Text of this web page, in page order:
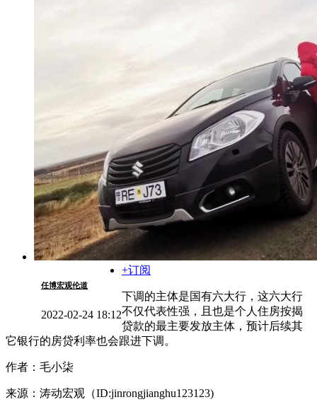
任博宏观伦道
2022-02-24 18:12
+订阅
下调的主体是国有六大行，这六大行
不仅代表性强，且也是个人住房按揭
贷款的最主要发放主体，预计后续其
它银行的房贷利率也会跟进下调。
作者：毛小柒
来源：涛动宏观（ID:jinrongjianghu123123)